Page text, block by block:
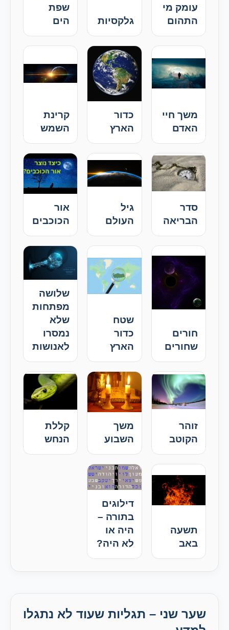
עומק מי
התהום
גלקסיות
שפת
הים
משך חיי
האדם
כדור
הארץ
קרינת
השמש
סדר
הבריאה
גיל
העולם
אור
הכוכבים
חורים
שחורים
שטח
כדור
הארץ
שלושה
מפתחות
שלא
נמסרו
לאנושות
זוהר
הקוטב
משך
השבוע
קללת
הנחש
תשעה
באב
דילוגים
בתורה –
היה או
לא היה?
שער שני – תגליות שעוד לא נתגלו